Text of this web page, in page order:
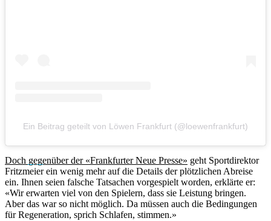
Ein Beitrag geteilt von Löwen Frankfurt (@loewenfrankfurt)
Doch gegenüber der «Frankfurter Neue Presse» geht Sportdirektor
Fritzmeier ein wenig mehr auf die Details der plötzlichen Abreise
ein. Ihnen seien falsche Tatsachen vorgespielt worden, erklärte er:
«Wir erwarten viel von den Spielern, dass sie Leistung bringen.
Aber das war so nicht möglich. Da müssen auch die Bedingungen
für Regeneration, sprich Schlafen, stimmen.»